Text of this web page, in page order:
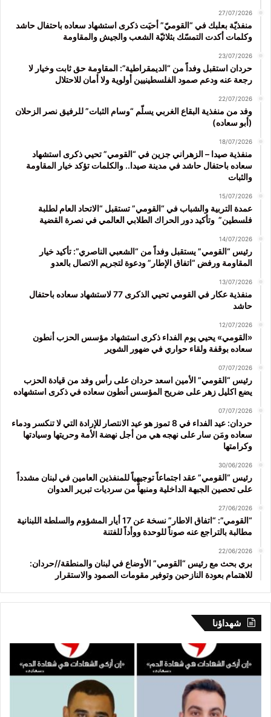
27/07/2026
منفذيّة بعلبك في “القوميّ” أحيَت ذكرى استشهاد سعاده باحتفال حاشد
وكلمات أكدت التمسّك بثلاثيّة الشعب والجيش والمقاومة
23/07/2026
حردان استقبل وفداً من “الديمقراطية”: المقاومة حق ثابت وخيار لا
رجعة عنه ودعم صمود الفلسطينيين أولوية ولا أمان للاحتلال
22/07/2026
وفد من منفذية البقاع الغربي يسلّم “وسام الثبات” للرفيق نصر الزحلان
(أبو سعاده)
18/07/2026
منفذية صيدا – الزهراني جزين في “القومي” تحيي ذكرى استشهاد
سعاده باحتفال حاشد في مدينة صيدا.. والكلمات تؤكد خيار المقاومة
والثبات
15/07/2026
عمدة التربية والشباب في “القومي” تستقبل “الاتحاد العام لطلبة
فلسطين” وتأكيد دور الحراك الطلابي العالمي في نصرة القضية
14/07/2026
رئيس “القومي” يستقبل وفداً من “الشعبي الناصري”: تأكيد خيار
المقاومة ورفض “اتفاق الإطار” ودعوة لتجريم الاتصال بالعدو
13/07/2026
منفذية عكار في القومي تحيي الذكرى 77 لاستشهاد سعاده باحتفال
حاشد
12/07/2026
«القومي» يحيي يوم الفداء ذكرى استشهاد مؤسس الحزب أنطون
سعاده بوقفة ولقاء حواري في ضهور الشوير
07/07/2026
رئيس “القومي” الأمين اسعد حردان على رأس وفد من قيادة الحزب
يضع اكليل زهر على ضريح المؤسس أنطون سعاده في ذكرى استشهاده
07/07/2026
حردان: عيد الفداء في 8 تموز هو عيد الانتصار للإرادة التي لا تنكسر ودماء
سعاده ومَن سار على نهجه هي من أجل نهضة الأمة وحريتها وسيادتها
وكرامتها
30/06/2026
رئيس “القومي” عقد اجتماعاً توجيهياً للمنفذين العامين في لبنان مشدداً
على تحصين الجبهة الداخلية ومنبهاً من سرديات تبرير العدوان
27/06/2026
“القومي”: “اتفاق الاطار” نسخة عن 17 أيار المشؤوم والسلطة اللبنانية
مطالبة بالتراجع عنه صوناً للوحدة ووأداً للفتنة
22/06/2026
بري بحث مع رئيس “القومي” الأوضاع في لبنان والمنطقة//حردان:
للاهتمام بعودة النازحين وتوفير مقومات الصمود والاستقرار
شهداؤنا